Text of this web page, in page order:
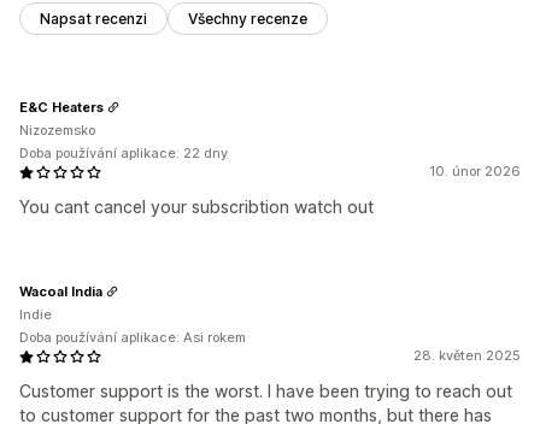
Napsat recenzi Všechny recenze
10. únor 2026
You cant cancel your subscribtion watch out
E&C Heaters
Nizozemsko
Doba používání aplikace: 22 dny
28. květen 2025
Customer support is the worst. I have been trying to reach out
to customer support for the past two months, but there has
Wacoal India
Indie
Doba používání aplikace: Asi rokem